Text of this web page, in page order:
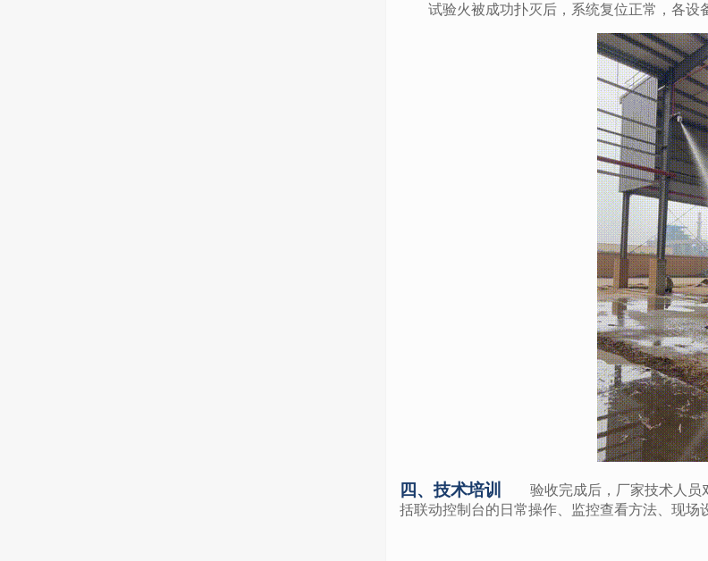
试验火被成功扑灭后，系统复位正常，各设
四、技术培训
验收完成后，厂家技术人
括联动控制台的日常操作、监控查看方法、现场